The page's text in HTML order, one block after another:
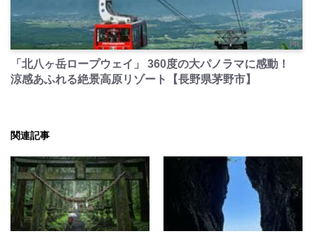
PR
「北八ヶ岳ロープウェイ」 360度の大パノラマに感動！
涼感あふれる絶景高原リゾート【長野県茅野市】
関連記事